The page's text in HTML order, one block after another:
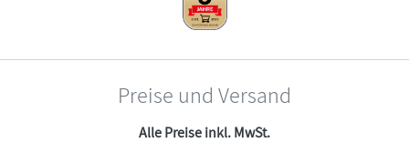
Preise und Versand
Alle Preise inkl. MwSt.